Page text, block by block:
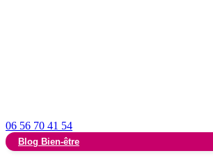
06 56 70 41 54
Blog Bien-être